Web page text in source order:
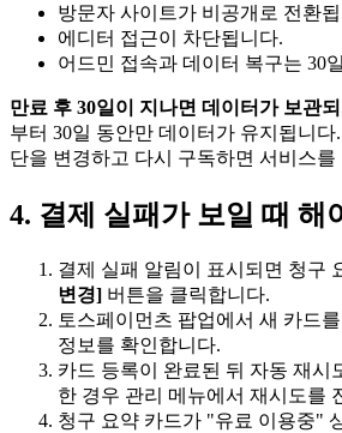
방문자 사이트가 비공개로 전환
에디터 접근이 차단됩니다.
어드민 접속과 데이터 복구는 30
만료 후 30일이 지나면 데이터가 보관
부터 30일 동안만 데이터가 유지됩니
단을 변경하고 다시 구독하면 서비스
4. 결제 실패가 보일 때 해
결제 실패 알림이 표시되면 청구
변경] 버튼을 클릭합니다.
토스페이먼츠 팝업에서 새 카드
정보를 확인합니다.
카드 등록이 완료된 뒤 자동 재시
한 경우 관리 메뉴에서 재시도를
청구 요약 카드가 "유료 이용중"